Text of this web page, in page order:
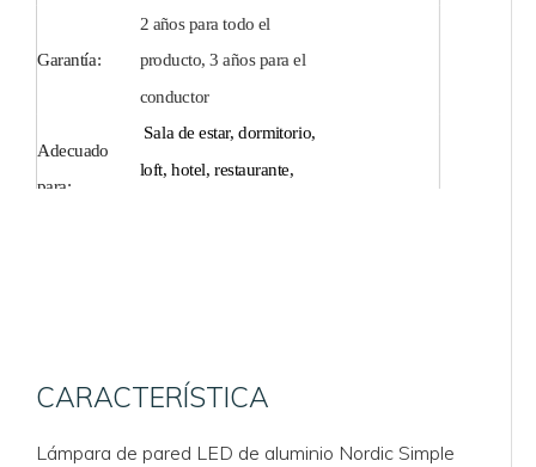
Garantía:
2 años para todo el
producto, 3 años para el
conductor
Adecuado
para:
Sala de estar, dormitorio,
loft, hotel, restaurante,
CARACTERÍSTICA
Lámpara de pared LED de aluminio Nordic Simple